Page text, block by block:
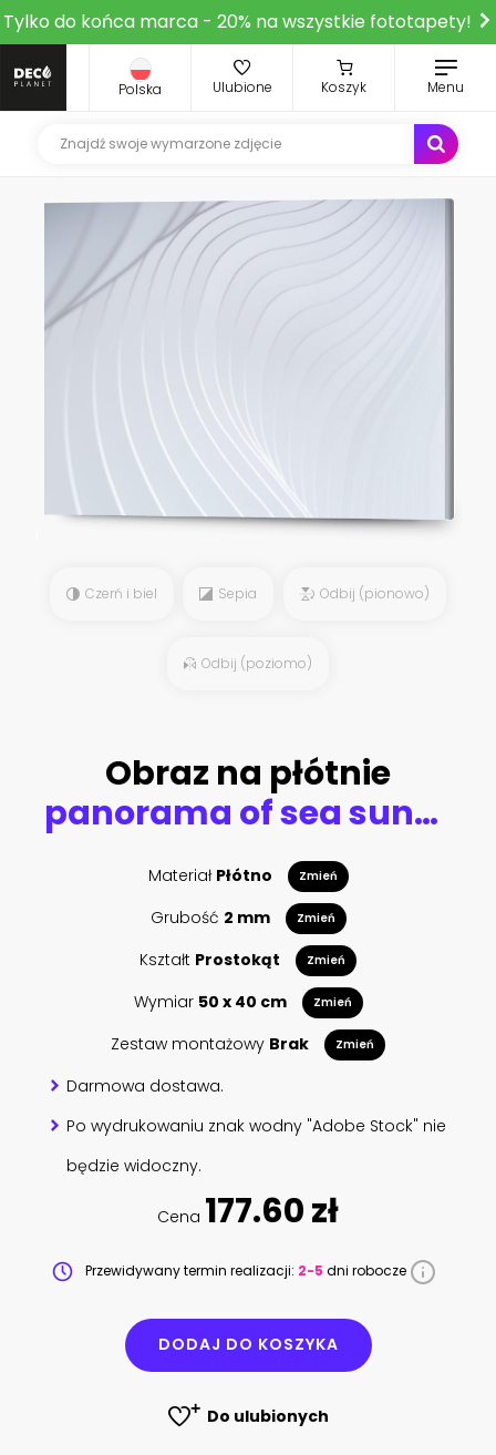
Tylko do końca marca - 20% na wszystkie fototapety!
Polska Ulubione Koszyk Menu
Czerń i biel Sepia Odbij (pionowo)
Odbij (poziomo)
Obraz na płótnie
panorama of sea sunset, the view of the ocean sunrise, sunset at sea, tropical sunset.
Materiał Płótno Zmień
Grubość 2 mm Zmień
Kształt Prostokąt Zmień
Wymiar 50 x 40 cm Zmień
Zestaw montażowy Brak Zmień
Darmowa dostawa.
Po wydrukowaniu znak wodny "Adobe Stock" nie
będzie widoczny.
Cena 177.60 zł
Przewidywany termin realizacji: 2-5 dni robocze
DODAJ DO KOSZYKA
Do ulubionych